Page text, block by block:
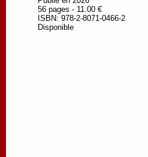
56 pages - 11.00 €
ISBN: 978-2-8071-0466-2
Disponible